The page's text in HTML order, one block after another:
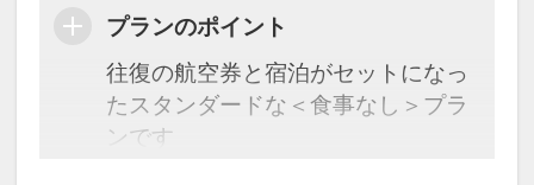
プランのポイント
往復の航空券と宿泊がセットになっ
たスタンダードな＜食事なし＞プラ
ンです